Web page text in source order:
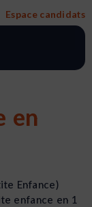
Espace candidats
en
Enfance)
enfance en 1